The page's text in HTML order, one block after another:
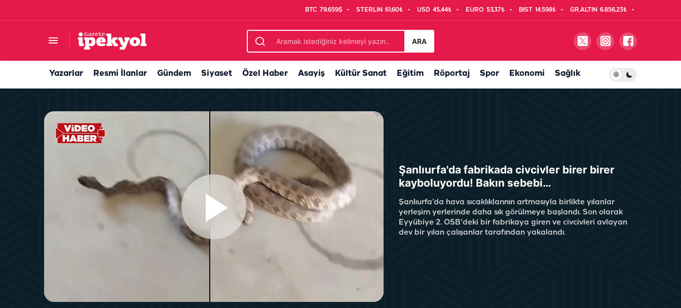
BTC 79.659$ STERLIN 61,60₺ USD 45,44₺ EURO 53,37₺ BIST 14.598₺ GR.ALTIN 6.856,23₺
ARA
Yazarlar Resmi İlanlar Gündem Siyaset Özel Haber Asayiş Kültür Sanat Eğitim Röportaj Spor Ekonomi Sağlık
Şanlıurfa'da fabrikada civcivler birer birer
kayboluyordu! Bakın sebebi…
Şanlıurfa’da hava sıcaklıklarının artmasıyla birlikte yılanlar
yerleşim yerlerinde daha sık görülmeye başlandı. Son olarak
Eyyübiye 2. OSB'deki bir fabrikaya giren ve civcivleri avlayan
dev bir yılan çalışanlar tarafından yakalandı.
Urfa’da polis ve spor akademisi hayali olanlar müjde! Ücretsiz kurslar başladı